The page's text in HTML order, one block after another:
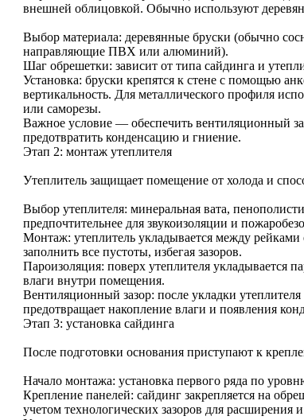
внешней облицовкой. Обычно используют
Выбор материала: деревянные бруски (обычно
направляющие ПВХ или алюминий).
Шаг обрешетки: зависит от типа сайдинга и
Установка: бруски крепятся к стене с помощью
вертикальность. Для металлического профиля
или саморезы.
Важное условие — обеспечить вентиляционный
предотвратить конденсацию и гниение.
Этап 2: монтаж утеплителя
Утеплитель защищает помещение от холода и
Выбор утеплителя: минеральная вата,
предпочтительнее для звукоизоляции и
Монтаж: утеплитель укладывается между
заполнить все пустоты, избегая зазоров.
Пароизоляция: поверх утеплителя укладывается
влаги внутри помещения.
Вентиляционный зазор: после укладки
предотвращает накопление влаги и появления
Этап 3: установка сайдинга
После подготовки основания приступают к
Начало монтажа: установка первого ряда по
Крепление панелей: сайдинг закрепляется на
учетом технологических зазоров для расширения